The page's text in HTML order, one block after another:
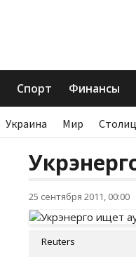
Спорт Финансы
Украина Мир
25 сентября 2011, 00:00
Reuters